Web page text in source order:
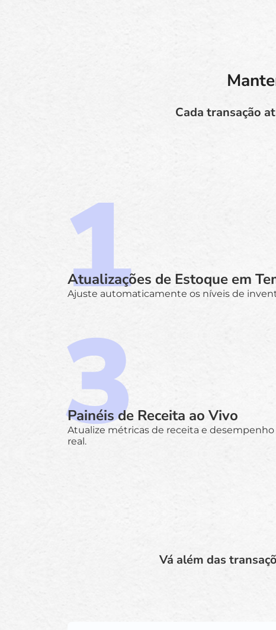
Cada transação
Atualizações de Estoque em
Ajuste automaticamente os níveis de
Painéis de Receita ao Vivo
Atualize métricas de receita e
real.
Vá além das